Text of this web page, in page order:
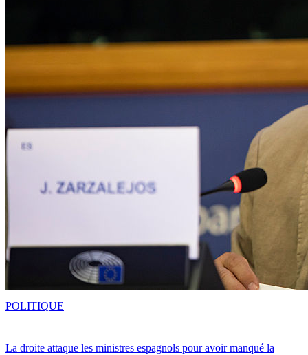
La droite attaque les ministres espagnols pour avoir manqué la
POLITIQUE